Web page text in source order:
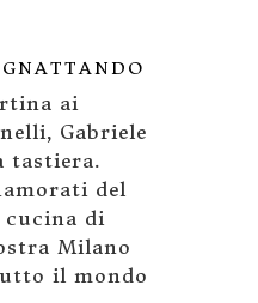
ai
Gabriele
tastiera.
del
cucina di
Milano
il mondo